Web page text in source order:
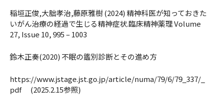
稲垣正俊,大朏孝治,藤原雅樹 (2024) 精神科医が知っておきた
いがん治療の経過で生じる精神症状.臨床精神薬理 Volume
27, Issue 10, 995 – 1003
鈴木正奏(2020) 不眠の鑑別診断とその進め方
https://www.jstage.jst.go.jp/article/numa/79/6/79_337/_
pdf (2025.2.15参照)